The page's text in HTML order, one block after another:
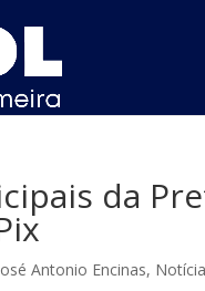
da
Antonio Encinas,